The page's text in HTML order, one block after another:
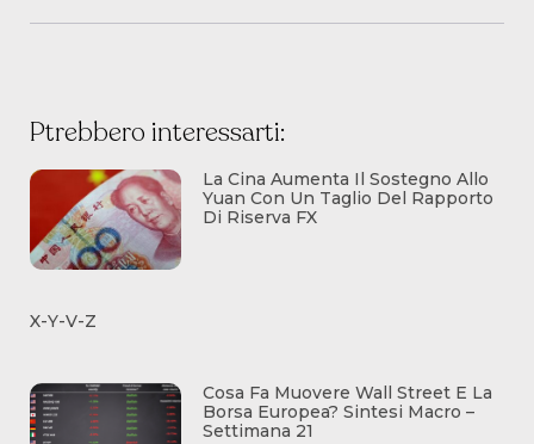
Ptrebbero interessarti:
La Cina Aumenta Il Sostegno Allo
Yuan Con Un Taglio Del Rapporto
Di Riserva FX
X-Y-V-Z
Cosa Fa Muovere Wall Street E La
Borsa Europea? Sintesi Macro –
Settimana 21